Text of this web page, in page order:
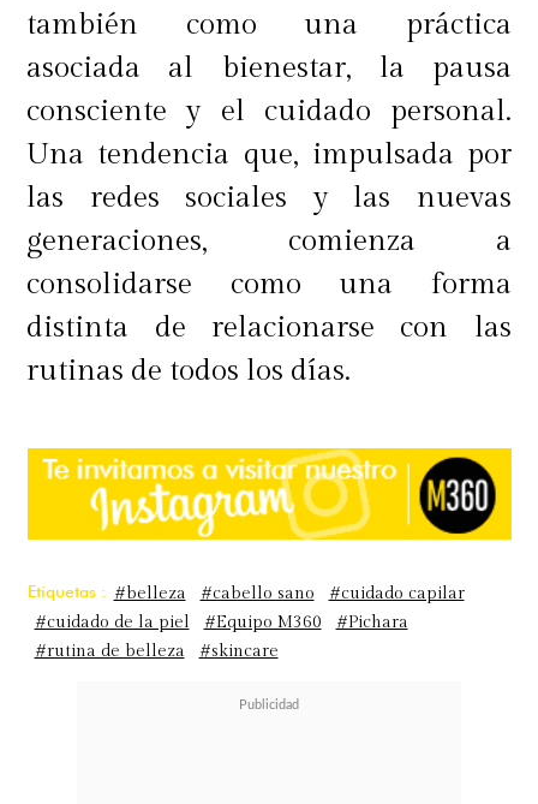
también como una práctica
asociada al bienestar, la pausa
consciente y el cuidado personal.
Una tendencia que, impulsada por
las redes sociales y las nuevas
generaciones, comienza a
consolidarse como una forma
distinta de relacionarse con las
rutinas de todos los días.
Etiquetas : #belleza #cabello sano
#cuidado capilar
#cuidado de la piel
#Equipo M360
#Pichara
#rutina de belleza
#skincare